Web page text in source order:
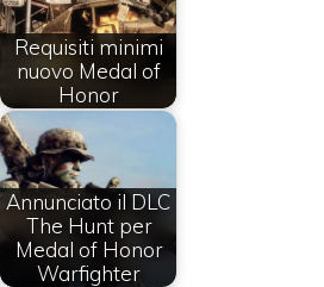
Requisiti minimi
nuovo Medal of
Honor
Annunciato il DLC
The Hunt per
Medal of Honor
Warfighter